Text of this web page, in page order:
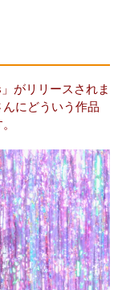
がリリースされま
にどういう作品